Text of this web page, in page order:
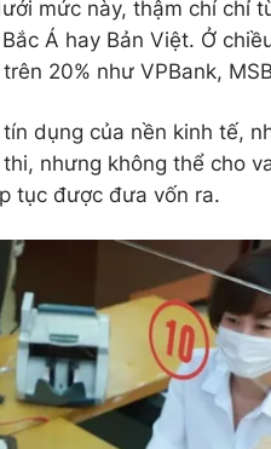
mức này, thậm chí chỉ
Á hay Bản Việt. Ở
20% như VPBank,
dụng của nền kinh tế,
nhưng không thể cho
tục được đưa vốn ra.